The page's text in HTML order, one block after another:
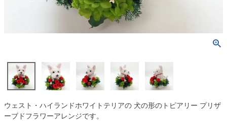
ウェスト・ハイランドホワイトテリアの 犬の形のトピアリー プリザ
ーブドフラワーアレンジです。